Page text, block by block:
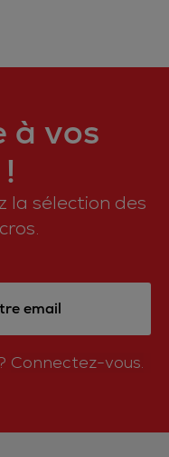
à vos
la sélection des
email
Connectez-vous.